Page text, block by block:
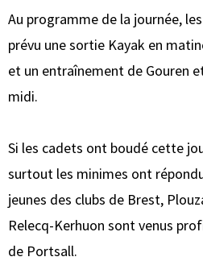
Au programme de la journée,
prévu une sortie Kayak en
et un entraînement de Gouren
midi.
Si les cadets ont boudé cette
surtout les minimes ont
jeunes des clubs de Brest,
Relecq-Kerhuon sont venus
de Portsall.